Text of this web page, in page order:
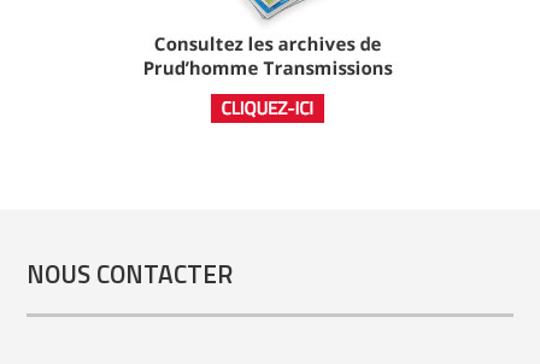
NOUS CONTACTER